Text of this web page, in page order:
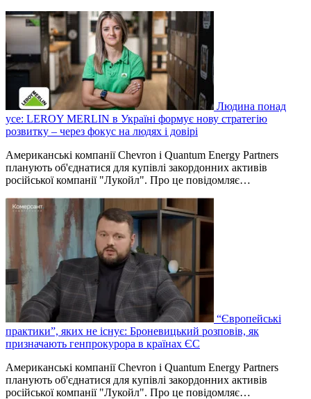
Людина понад
усе: LEROY MERLIN в Україні формує нову стратегію
розвитку – через фокус на людях і довірі
Американські компанії Chevron і Quantum Energy Partners
планують об'єднатися для купівлі закордонних активів
російської компанії "Лукойл". Про це повідомляє…
“Європейські
практики”, яких не існує: Броневицький розповів, як
призначають генпрокурора в країнах ЄС
Американські компанії Chevron і Quantum Energy Partners
планують об'єднатися для купівлі закордонних активів
російської компанії "Лукойл". Про це повідомляє…